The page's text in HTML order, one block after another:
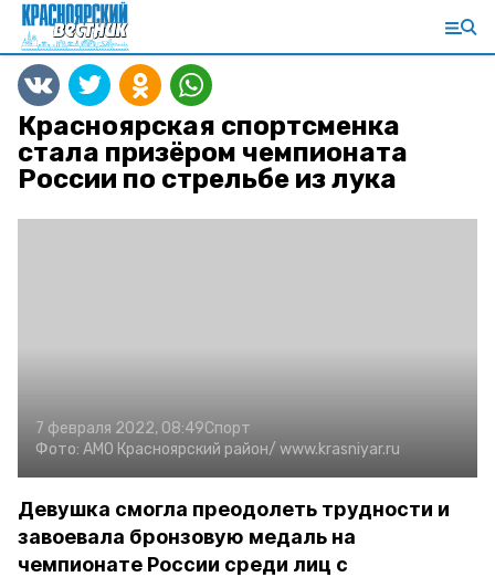
Красноярская спортсменка
стала призёром чемпионата
России по стрельбе из лука
7 февраля 2022, 08:49Спорт
Фото: АМО Красноярский район/ www.krasniyar.ru
Девушка смогла преодолеть трудности и
завоевала бронзовую медаль на
чемпионате России среди лиц с